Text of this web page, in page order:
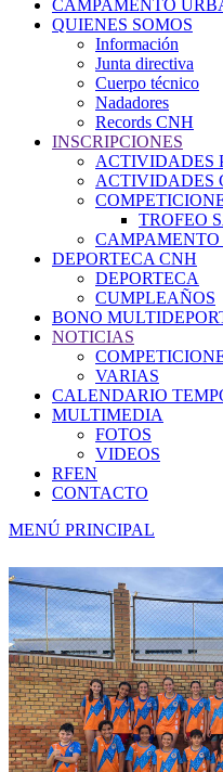
CAMPAMENTO
QUIENES SOMOS
Información
Junta directiva
Cuerpo técnico
Nadadores
Records CNH
INSCRIPCIONES
ACTIVIDADES
ACTIVIDADES
TROFEO
DEPORTECA CNH
DEPORTECA
CUMPLEAÑOS
BONO
NOTICIAS
VARIAS
CALENDARIO
MULTIMEDIA
FOTOS
VIDEOS
RFEN
CONTACTO
MENÚ PRINCIPAL